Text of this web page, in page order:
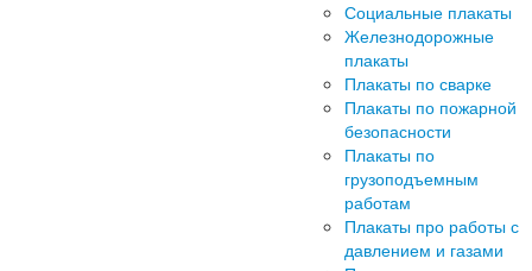
Социальные плакаты
Железнодорожные
плакаты
Плакаты по сварке
Плакаты по пожарной
безопасности
Плакаты по
грузоподъемным
работам
Плакаты про работы с
давлением и газами